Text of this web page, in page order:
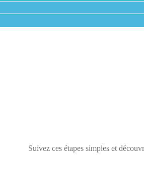
Suivez ces étapes simples et